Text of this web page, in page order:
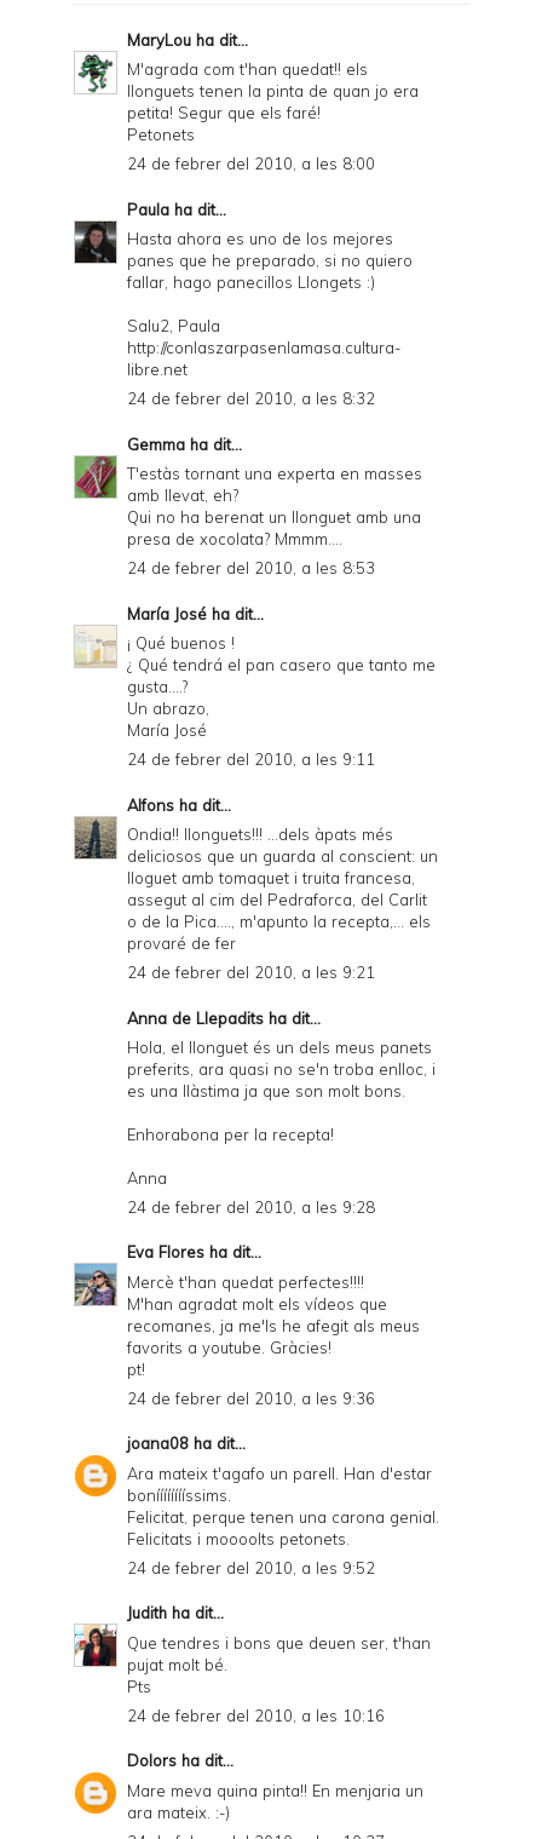
MaryLou ha dit...
M'agrada com t'han quedat!! els
llonguets tenen la pinta de quan jo era
petita! Segur que els faré!
Petonets
24 de febrer del 2010, a les 8:00
Paula ha dit...
Hasta ahora es uno de los mejores
panes que he preparado, si no quiero
fallar, hago panecillos Llongets :)
Salu2, Paula
http://conlaszarpasenlamasa.cultura-
libre.net
24 de febrer del 2010, a les 8:32
Gemma ha dit...
T'estàs tornant una experta en masses
amb llevat, eh?
Qui no ha berenat un llonguet amb una
presa de xocolata? Mmmm....
24 de febrer del 2010, a les 8:53
María José ha dit...
¡ Qué buenos !
¿ Qué tendrá el pan casero que tanto me
gusta....?
Un abrazo,
María José
24 de febrer del 2010, a les 9:11
Alfons ha dit...
Ondia!! llonguets!!! ...dels àpats més
deliciosos que un guarda al conscient: un
lloguet amb tomaquet i truita francesa,
assegut al cim del Pedraforca, del Carlit
o de la Pica...., m'apunto la recepta,... els
provaré de fer
24 de febrer del 2010, a les 9:21
Anna de Llepadits ha dit...
Hola, el llonguet és un dels meus panets
preferits, ara quasi no se'n troba enlloc, i
es una llàstima ja que son molt bons.
Enhorabona per la recepta!
Anna
24 de febrer del 2010, a les 9:28
Eva Flores ha dit...
Mercè t'han quedat perfectes!!!!
M'han agradat molt els vídeos que
recomanes, ja me'ls he afegit als meus
favorits a youtube. Gràcies!
pt!
24 de febrer del 2010, a les 9:36
joana08 ha dit...
Ara mateix t'agafo un parell. Han d'estar
bonííííííííssims.
Felicitat, perque tenen una carona genial.
Felicitats i moooolts petonets.
24 de febrer del 2010, a les 9:52
Judith ha dit...
Que tendres i bons que deuen ser, t'han
pujat molt bé.
Pts
24 de febrer del 2010, a les 10:16
Dolors ha dit...
Mare meva quina pinta!! En menjaria un
ara mateix. :-)